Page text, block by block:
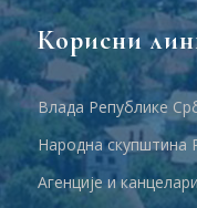
Корисни
Влада Републике
Народна скупштина
Агенције и